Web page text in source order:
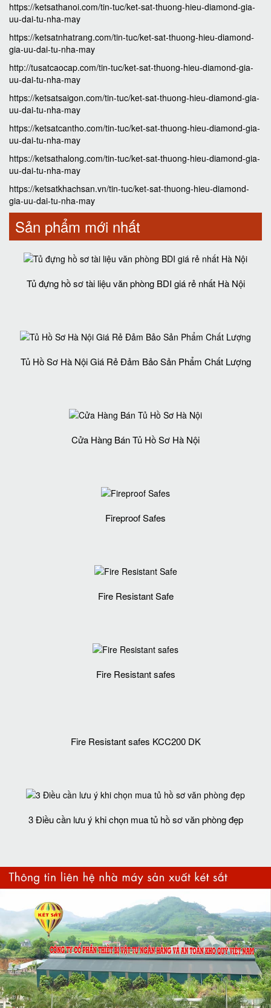
https://ketsathanoi.com/tin-tuc/ket-sat-thuong-hieu-diamond-gia-
uu-dai-tu-nha-may
https://ketsatnhatrang.com/tin-tuc/ket-sat-thuong-hieu-diamond-
gia-uu-dai-tu-nha-may
http://tusatcaocap.com/tin-tuc/ket-sat-thuong-hieu-diamond-gia-
uu-dai-tu-nha-may
https://ketsatsaigon.com/tin-tuc/ket-sat-thuong-hieu-diamond-gia-
uu-dai-tu-nha-may
https://ketsatcantho.com/tin-tuc/ket-sat-thuong-hieu-diamond-gia-
uu-dai-tu-nha-may
https://ketsathalong.com/tin-tuc/ket-sat-thuong-hieu-diamond-gia-
uu-dai-tu-nha-may
https://ketsatkhachsan.vn/tin-tuc/ket-sat-thuong-hieu-diamond-
gia-uu-dai-tu-nha-may
Sản phẩm mới nhất
Tủ đựng hồ sơ tài liệu văn phòng BDI giá rẻ nhất Hà Nội
Tủ Hồ Sơ Hà Nội Giá Rẻ Đảm Bảo Sản Phẩm Chất Lượng‎
Cửa Hàng Bán Tủ Hồ Sơ Hà Nội
Fireproof Safes
Fire Resistant Safe
Fire Resistant safes